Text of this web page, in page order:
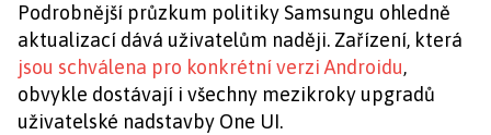
Podrobnější průzkum politiky Samsungu ohledně
aktualizací dává uživatelům naději. Zařízení, která
jsou schválena pro konkrétní verzi Androidu,
obvykle dostávají i všechny mezikroky upgradů
uživatelské nadstavby One UI.